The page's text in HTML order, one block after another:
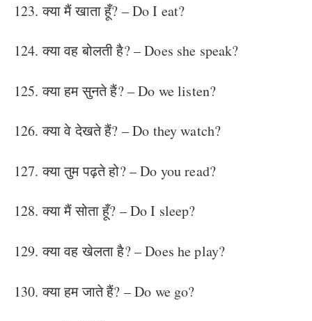
123. क्या मैं खाता हूँ? – Do I eat?
124. क्या वह बोलती है? – Does she speak?
125. क्या हम सुनते हैं? – Do we listen?
126. क्या वे देखते हैं? – Do they watch?
127. क्या तुम पढ़ते हो? – Do you read?
128. क्या मैं सोता हूँ? – Do I sleep?
129. क्या वह खेलता है? – Does he play?
130. क्या हम जाते हैं? – Do we go?